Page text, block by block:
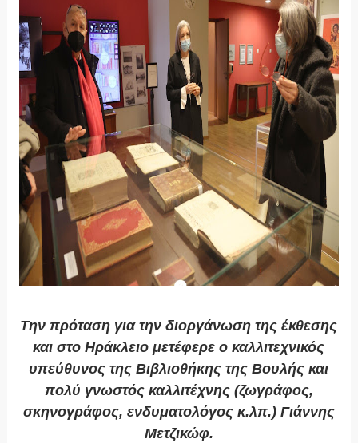
Την πρόταση για την διοργάνωση της έκθεσης
και στο Ηράκλειο μετέφερε ο καλλιτεχνικός
υπεύθυνος της Βιβλιοθήκης της Βουλής και
πολύ γνωστός καλλιτέχνης (ζωγράφος,
σκηνογράφος, ενδυματολόγος κ.λπ.) Γιάννης
Μετζικώφ.